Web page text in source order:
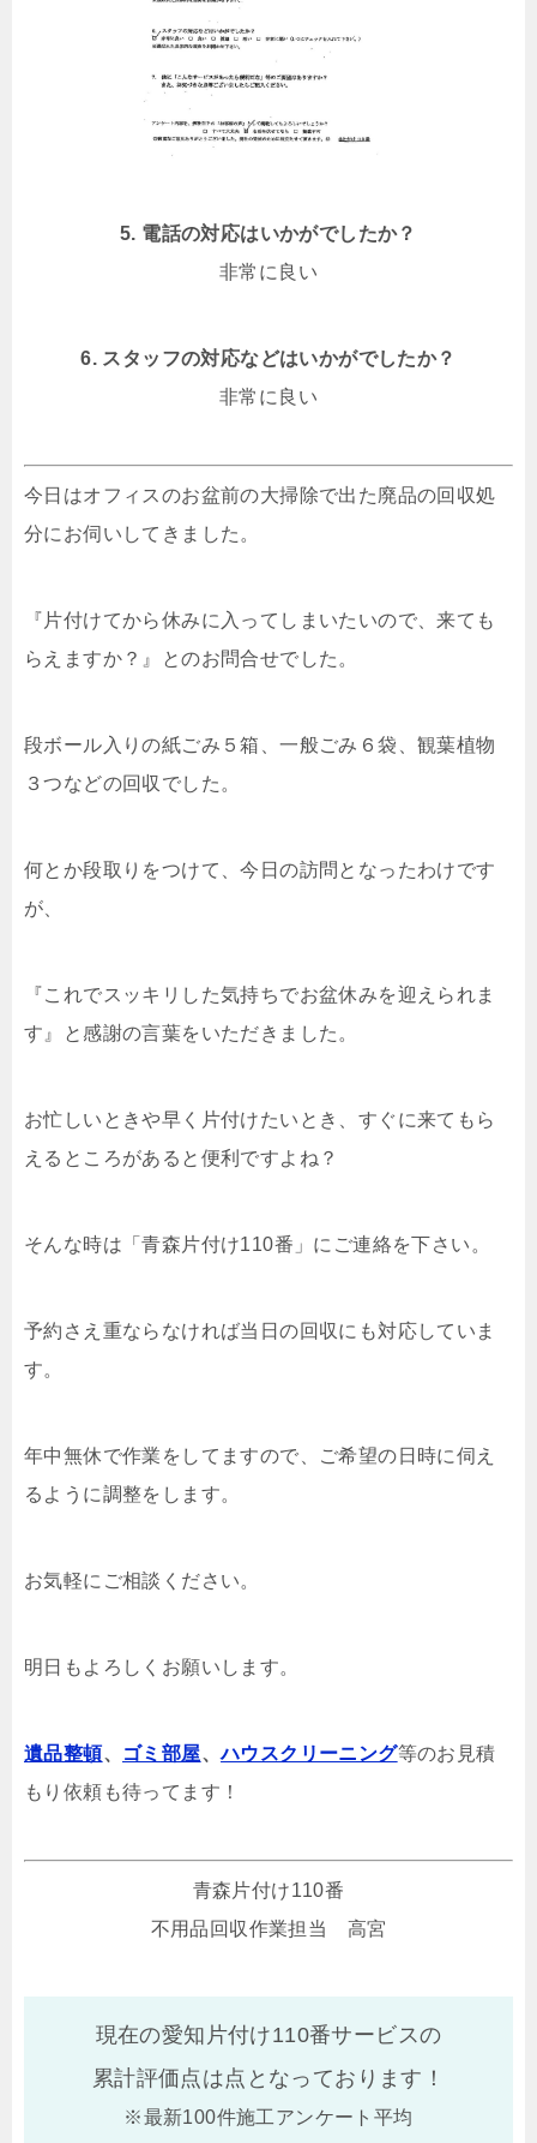
5. 電話の対応はいかがでしたか？
非常に良い
6. スタッフの対応などはいかがでしたか？
非常に良い
今日はオフィスのお盆前の大掃除で出た廃品の回収処
分にお伺いしてきました。
『片付けてから休みに入ってしまいたいので、来ても
らえますか？』とのお問合せでした。
段ボール入りの紙ごみ５箱、一般ごみ６袋、観葉植物
３つなどの回収でした。
何とか段取りをつけて、今日の訪問となったわけです
が、
『これでスッキリした気持ちでお盆休みを迎えられま
す』と感謝の言葉をいただきました。
お忙しいときや早く片付けたいとき、すぐに来てもら
えるところがあると便利ですよね？
そんな時は「青森片付け110番」にご連絡を下さい。
予約さえ重ならなければ当日の回収にも対応していま
す。
年中無休で作業をしてますので、ご希望の日時に伺え
るように調整をします。
お気軽にご相談ください。
明日もよろしくお願いします。
遺品整頓、 ゴミ部屋、ハウスクリーニング等のお見積
もり依頼も待ってます！
青森片付け110番
不用品回収作業担当 高宮
現在の愛知片付け110番サービスの
累計評価点は点となっております！
※最新100件施工アンケート平均